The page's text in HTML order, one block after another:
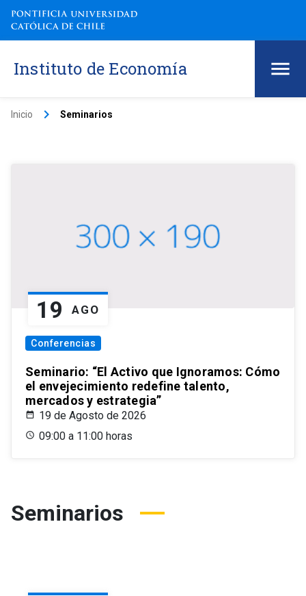
Instituto de Economía
Inicio keyboard_arrow_right Seminarios
19 AGO
Conferencias
Seminario: “El Activo que Ignoramos: Cómo
el envejecimiento redefine talento,
mercados y estrategia”
19 de Agosto de 2026
09:00 a 11:00 horas
Seminarios